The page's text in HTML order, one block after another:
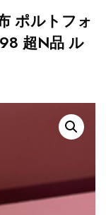
ポルトフォ
超N品 ル